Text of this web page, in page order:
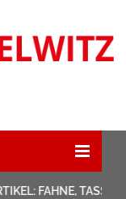
FAHNE, TASSEN,